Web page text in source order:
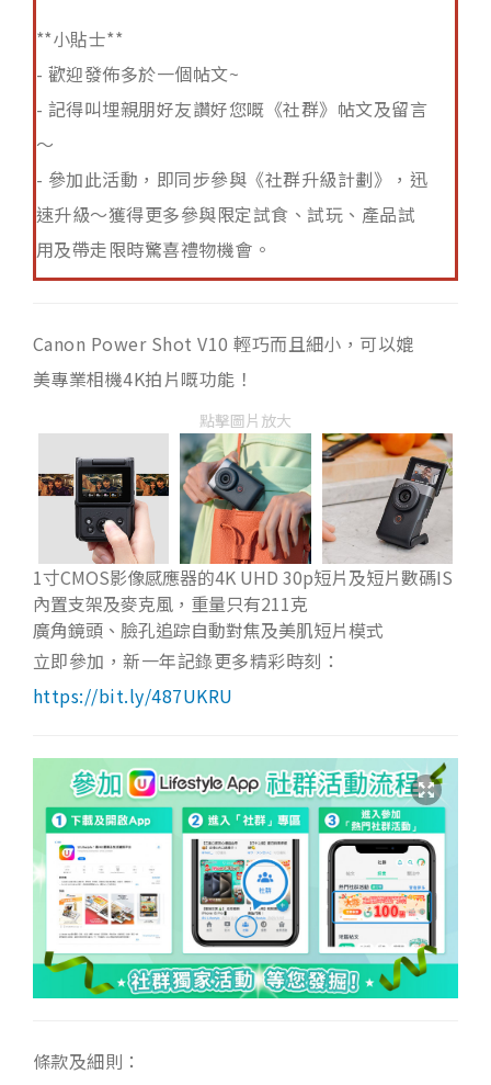
**小貼士**
- 歡迎發佈多於一個帖文~
- 記得叫埋親朋好友讚好您嘅《社群》帖文及留言
～
- 參加此活動，即同步參與《社群升級計劃》，迅
速升級～獲得更多參與限定試食、試玩、產品試
用及帶走限時驚喜禮物機會。
Canon Power Shot V10 輕巧而且細小，可以媲
美專業相機4K拍片嘅功能！
點擊圖片放大
1寸CMOS影像感應器的4K UHD 30p短片及短片數碼IS
內置支架及麥克風，重量只有211克
廣角鏡頭、臉孔追踪自動對焦及美肌短片模式
立即參加，新一年記錄更多精彩時刻：
https://bit.ly/487UKRU
條款及細則：